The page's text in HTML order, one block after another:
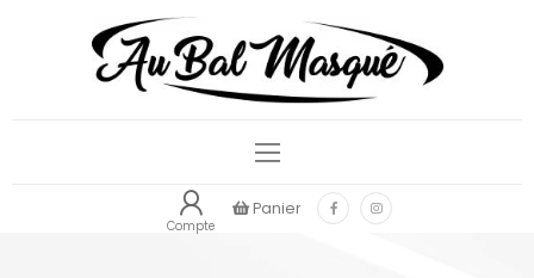
Compte
Panier